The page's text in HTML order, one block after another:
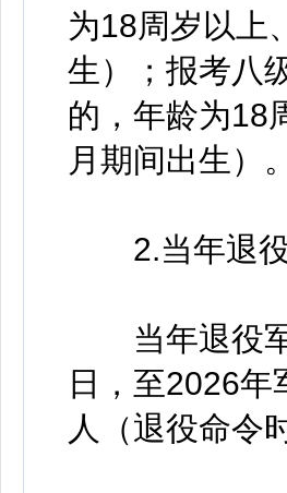
为18周岁以上
生）；报考八
的，年龄为18
月期间出生）。
2.当年退役
当年退役军
日，至2026
人（退役命令